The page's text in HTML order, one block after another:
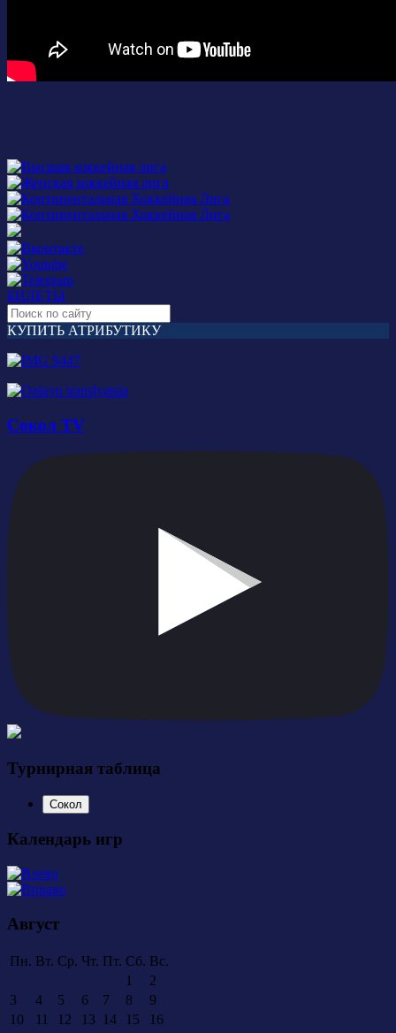
БИЛЕТЫ
КУПИТЬ АТРИБУТИКУ
Сокол TV
Турнирная таблица
Сокол
Календарь игр
Август
Пн. Вт. Ср. Чт. Пт. Сб. Вс.
1
2
3
4 5 6 7 8
9
10
11 12 13 14 15
16